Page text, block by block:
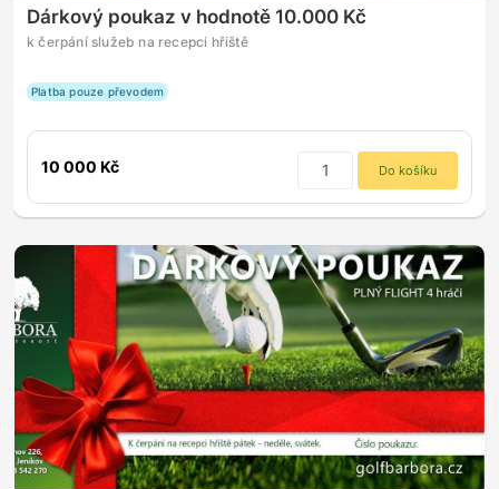
Dárkový poukaz v hodnotě 10.000 Kč
k čerpání služeb na recepci hřiště
Platba pouze převodem
10 000 Kč Do košíku